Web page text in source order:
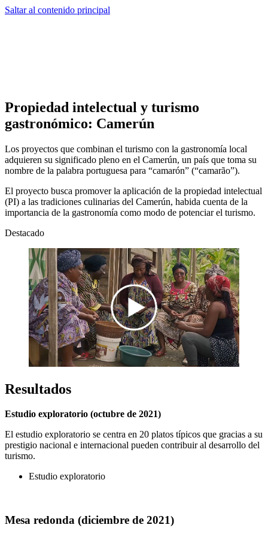
Saltar al contenido principal
Propiedad intelectual y turismo
gastronómico: Camerún
Los proyectos que combinan el turismo con la gastronomía local
adquieren su significado pleno en el Camerún, un país que toma su
nombre de la palabra portuguesa para “camarón” (“camarão”).
El proyecto busca promover la aplicación de la propiedad intelectual
(PI) a las tradiciones culinarias del Camerún, habida cuenta de la
importancia de la gastronomía como modo de potenciar el turismo.
Destacado
Resultados
Estudio exploratorio (octubre de 2021)
El estudio exploratorio se centra en 20 platos típicos que gracias a su
prestigio nacional e internacional pueden contribuir al desarrollo del
turismo.
Estudio exploratorio
Mesa redonda (diciembre de 2021)